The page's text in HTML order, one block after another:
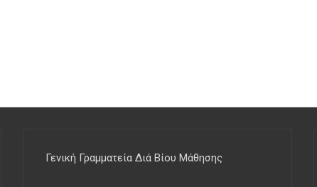
Γενική Γραμματεία Διά Βίου Μάθησης